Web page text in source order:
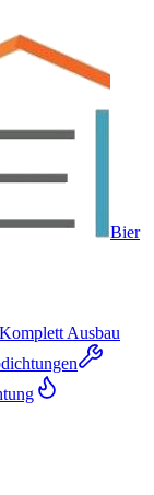
Bier
Komplett Ausbau